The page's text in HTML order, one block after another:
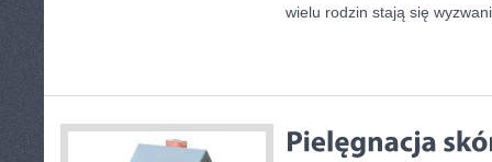
wielu rodzin stają się